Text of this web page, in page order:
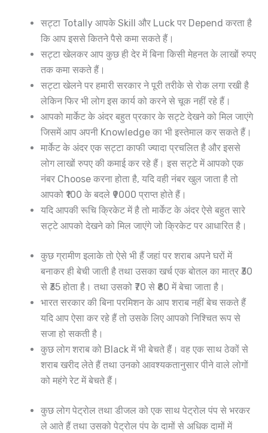
सट्टा Totally आपके Skill और Luck पर Depend करता है
कि आप इससे कितने पैसे कमा सकते हैं।
सट्टा खेलकर आप कुछ ही देर में बिना किसी मेहनत के लाखों रुपए
तक कमा सकते हैं।
सट्टा खेलने पर हमारी सरकार ने पूरी तरीके से रोक लगा रखी है
लेकिन फिर भी लोग इस कार्य को करने से चूक नहीं रहे हैं।
आपको मार्केट के अंदर बहुत प्रकार के सट्टे देखने को मिल जाएंगे
जिसमें आप अपनी Knowledge का भी इस्तेमाल कर सकते हैं।
मार्केट के अंदर एक सट्टा काफी ज्यादा प्रचलित है और इससे
लोग लाखों रुपए की कमाई कर रहे हैं। इस सट्टे में आपको एक
नंबर Choose करना होता है, यदि वही नंबर खुल जाता है तो
आपको ₹100 के बदले ₹9000 प्राप्त होते हैं।
यदि आपकी रूचि क्रिकेट में है तो मार्केट के अंदर ऐसे बहुत सारे
सट्टे आपको देखने को मिल जाएंगे जो क्रिकेट पर आधारित है।
कुछ ग्रामीण इलाके तो ऐसे भी हैं जहां पर शराब अपने घरों में
बनाकर ही बेची जाती है तथा उसका खर्च एक बोतल का मात्र ₹30
से ₹35 होता है। तथा उसको ₹70 से ₹80 में बेचा जाता है।
भारत सरकार की बिना परमिशन के आप शराब नहीं बेच सकते हैं
यदि आप ऐसा कर रहे हैं तो उसके लिए आपको निश्चित रूप से
सजा हो सकती है।
कुछ लोग शराब को Black में भी बेचते हैं। वह एक साथ ठेकों से
शराब खरीद लेते हैं तथा उनको आवश्यकतानुसार पीने वाले लोगों
को महंगे रेट में बेचते हैं।
कुछ लोग पेट्रोल तथा डीजल को एक साथ पेट्रोल पंप से भरकर
ले आते हैं तथा उसको पेट्रोल पंप के दामों से अधिक दामों में